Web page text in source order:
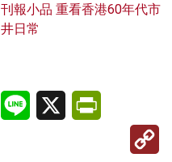
刊報小品 重看香港60年代市
井日常
LinkedInLine X